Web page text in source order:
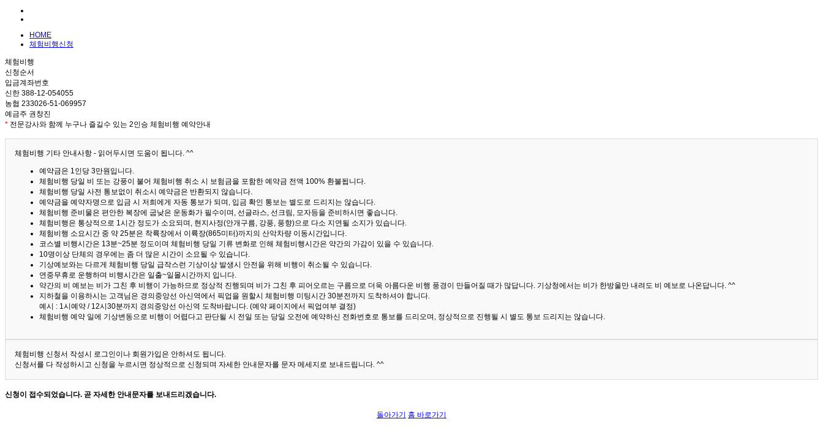
HOME
체험비행신청
체험비행
신청순서
입금계좌번호
신한 388-12-054055
농협 233026-51-069957
예금주 권창진
* 전문강사와 함께 누구나 즐길수 있는 2인승 체험비행 예약안내
체험비행 기타 안내사항 - 읽어두시면 도움이 됩니다. ^^
예약금은 1인당 3만원입니다.
체험비행 당일 비 또는 강풍이 불어 체험비행 취소 시 보험금을 포함한 예약금 전액 100% 환불됩니다.
체험비행 당일 사전 통보없이 취소시 예약금은 반환되지 않습니다.
예약금을 예약자명으로 입금 시 저희에게 자동 통보가 되며, 입금 확인 통보는 별도로 드리지는 않습니다.
체험비행 준비물은 편안한 복장에 굽낮은 운동화가 필수이며, 선글라스, 선크림, 모자등을 준비하시면 좋습니다.
체험비행은 통상적으로 1시간 정도가 소요되며, 현지사정(안개구름, 강풍, 풍향)으로 다소 지연될 소지가 있습니다.
체험비행 소요시간 중 약 25분은 착륙장에서 이륙장(865미터)까지의 산악차량 이동시간입니다.
코스별 비행시간은 13분~25분 정도이며 체험비행 당일 기류 변화로 인해 체험비행시간은 약간의 가감이 있을 수 있습니다.
10명이상 단체의 경우에는 좀 더 많은 시간이 소요될 수 있습니다.
기상예보와는 다르게 체험비행 당일 급작스런 기상이상 발생시 안전을 위해 비행이 취소될 수 있습니다.
연중무휴로 운행하며 비행시간은 일출~일몰시간까지 입니다.
약간의 비 예보는 비가 그친 후 비행이 가능하므로 정상적 진행되며 비가 그친 후 피어오르는 구름으로 더욱 아름다운 비행 풍경이 만들어질 때가 많답니다. 기상청에서는 비가 한방울만 내려도 비 예보로 나온답니다. ^^
지하철을 이용하시는 고객님은 경의중앙선 아신역에서 픽업을 원할시 체험비행 미팅시간 30분전까지 도착하셔야 합니다.
예시 : 1시예약 / 12시30분까지 경의중앙선 아신역 도착바랍니다. (예약 페이지에서 픽업여부 결정)
체험비행 예약 일에 기상변동으로 비행이 어렵다고 판단될 시 전일 또는 당일 오전에 예약하신 전화번호로 통보를 드리오며, 정상적으로 진행될 시 별도 통보 드리지는 않습니다.
체험비행 신청서 작성시 로그인이나 회원가입은 안하셔도 됩니다.
신청서를 다 작성하시고 신청을 누르시면 정상적으로 신청되며 자세한 안내문자를 문자 메세지로 보내드립니다. ^^
신청이 접수되었습니다. 곧 자세한 안내문자를 보내드리겠습니다.
돌아가기 홈 바로가기